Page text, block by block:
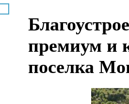
премиум и
поселка